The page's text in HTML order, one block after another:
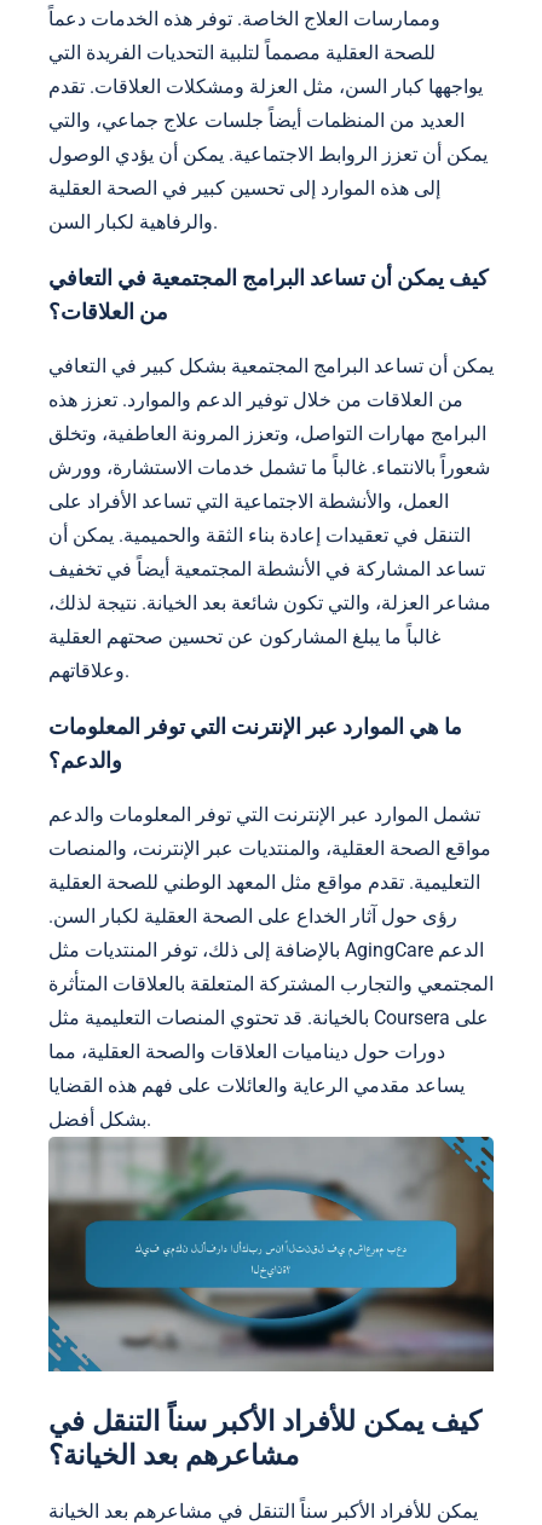
وممارسات العلاج الخاصة. توفر هذه الخدمات دعماً
للصحة العقلية مصمماً لتلبية التحديات الفريدة التي
يواجهها كبار السن، مثل العزلة ومشكلات العلاقات. تقدم
العديد من المنظمات أيضاً جلسات علاج جماعي، والتي
يمكن أن تعزز الروابط الاجتماعية. يمكن أن يؤدي الوصول
إلى هذه الموارد إلى تحسين كبير في الصحة العقلية
والرفاهية لكبار السن.
كيف يمكن أن تساعد البرامج المجتمعية في التعافي
من العلاقات؟
يمكن أن تساعد البرامج المجتمعية بشكل كبير في التعافي
من العلاقات من خلال توفير الدعم والموارد. تعزز هذه
البرامج مهارات التواصل، وتعزز المرونة العاطفية، وتخلق
شعوراً بالانتماء. غالباً ما تشمل خدمات الاستشارة، وورش
العمل، والأنشطة الاجتماعية التي تساعد الأفراد على
التنقل في تعقيدات إعادة بناء الثقة والحميمية. يمكن أن
تساعد المشاركة في الأنشطة المجتمعية أيضاً في تخفيف
مشاعر العزلة، والتي تكون شائعة بعد الخيانة. نتيجة لذلك،
غالباً ما يبلغ المشاركون عن تحسين صحتهم العقلية
وعلاقاتهم.
ما هي الموارد عبر الإنترنت التي توفر المعلومات
والدعم؟
تشمل الموارد عبر الإنترنت التي توفر المعلومات والدعم
مواقع الصحة العقلية، والمنتديات عبر الإنترنت، والمنصات
التعليمية. تقدم مواقع مثل المعهد الوطني للصحة العقلية
رؤى حول آثار الخداع على الصحة العقلية لكبار السن.
بالإضافة إلى ذلك، توفر المنتديات مثل AgingCare الدعم
المجتمعي والتجارب المشتركة المتعلقة بالعلاقات المتأثرة
بالخيانة. قد تحتوي المنصات التعليمية مثل Coursera على
دورات حول ديناميات العلاقات والصحة العقلية، مما
يساعد مقدمي الرعاية والعائلات على فهم هذه القضايا
بشكل أفضل.
كيف يمكن للأفراد الأكبر سناً التنقل في
مشاعرهم بعد الخيانة؟
يمكن للأفراد الأكبر سناً التنقل في مشاعرهم بعد الخيانة